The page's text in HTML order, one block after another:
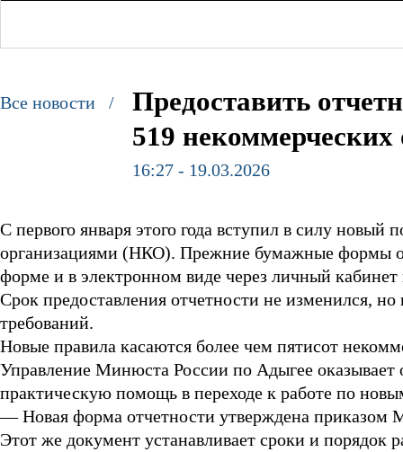
Все новости /
Предоставить
519
16:27 - 19.03.2026
С первого января этого года вступил в силу
организациями (НКО). Прежние бумажные формы
форме и в электронном виде через личный
Срок предоставления отчетности не изменился,
требований.
Новые правила касаются более чем пятисот
Управление Минюста России по Адыгее
практическую помощь в переходе к работе по
— Новая форма отчетности утверждена приказом
Этот же документ устанавливает сроки и порядок